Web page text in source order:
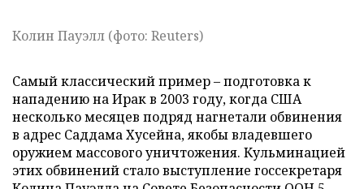
Колин Пауэлл (фото: Reuters)
Самый классический пример – подготовка к
нападению на Ирак в 2003 году, когда США
несколько месяцев подряд нагнетали обвинения
в адрес Саддама Хусейна, якобы владевшего
оружием массового уничтожения. Кульминацией
этих обвинений стало выступление госсекретаря